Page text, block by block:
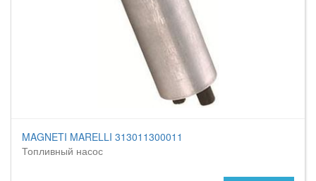
MAGNETI MARELLI 313011300011
Топливный насос